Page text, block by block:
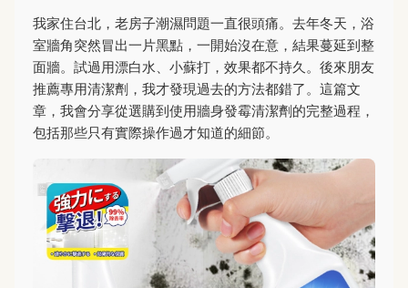
我家住台北，老房子潮濕問題一直很頭痛。去年冬天，浴
室牆角突然冒出一片黑點，一開始沒在意，結果蔓延到整
面牆。試過用漂白水、小蘇打，效果都不持久。後來朋友
推薦專用清潔劑，我才發現過去的方法都錯了。這篇文
章，我會分享從選購到使用牆身發霉清潔劑的完整過程，
包括那些只有實際操作過才知道的細節。